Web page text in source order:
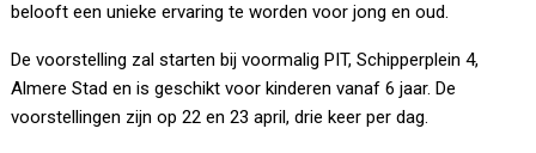
belooft een unieke ervaring te worden voor jong en oud.
De voorstelling zal starten bij voormalig PIT, Schipperplein 4,
Almere Stad en is geschikt voor kinderen vanaf 6 jaar. De
voorstellingen zijn op 22 en 23 april, drie keer per dag.